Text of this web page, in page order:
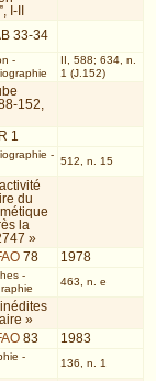
I-II
33-34
-
II, 588; 634, n.
1 (J.152)
152,
1
-
512, n. 15
du
la
»
78 1978
-
463, n. e
»
83 1983
-
136, n. 1